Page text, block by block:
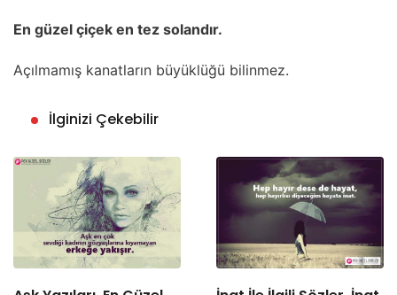
En güzel çiçek en tez solandır.
Açılmamış kanatların büyüklüğü bilinmez.
İlginizi Çekebilir